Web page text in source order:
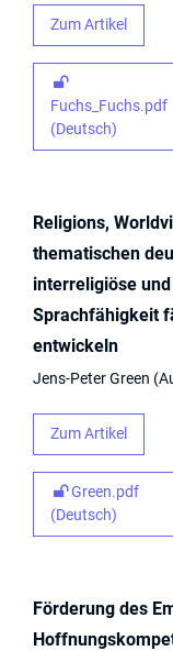
Zum Artikel
Fuchs_Fuchs.pdf
(Deutsch)
Religions,
thematischen
interreligiöse
Sprachfähigkeit
entwickeln
Jens-Peter Green
Zum Artikel
Green.pdf
(Deutsch)
Förderung des